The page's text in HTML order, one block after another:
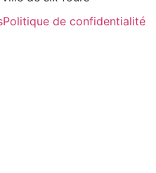
Politique de confidentialité